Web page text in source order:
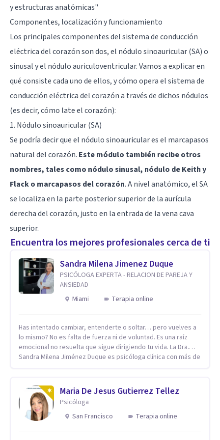
y estructuras anatómicas"
Componentes, localización y funcionamiento
Los principales componentes del sistema de conducción
eléctrica del corazón son dos, el nódulo sinoauricular (SA) o
sinusal y el nódulo auriculoventricular. Vamos a explicar en
qué consiste cada uno de ellos, y cómo opera el sistema de
conducción eléctrica del corazón a través de dichos nódulos
(es decir, cómo late el corazón):
1. Nódulo sinoauricular (SA)
Se podría decir que el nódulo sinoauricular es el marcapasos
natural del corazón. Este módulo también recibe otros
nombres, tales como nódulo sinusal, nódulo de Keith y
Flack o marcapasos del corazón. A nivel anatómico, el SA
se localiza en la parte posterior superior de la aurícula
derecha del corazón, justo en la entrada de la vena cava
superior.
Encuentra los mejores profesionales cerca de ti
Sandra Milena Jimenez Duque
PSICÓLOGA EXPERTA - RELACION DE PAREJA Y
ANSIEDAD
Miami
Terapia online
Has intentado cambiar, entenderte o soltar… pero vuelves a
lo mismo? No es falta de fuerza ni de voluntad. Es una raíz
emocional no resuelta que sigue dirigiendo tu vida. La Dra.
Sandra Milena Jiménez Duque es psicóloga clínica con más de
ansiedad, la baja autoestima, la dependencia emocional y los
conflictos de pareja. Ha trabajado con pacientes en
diferentes países, acompañando procesos complejos. Su
enfoque terapéutico se diferencia por una premisa clara: no
Maria De Jesus Gutierrez Tellez
Psicóloga
San Francisco
Terapia online